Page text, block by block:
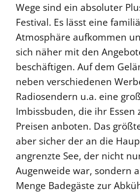
Wege sind ein absoluter
Festival. Es lässt eine
Atmosphäre aufkommen
sich näher mit den
beschäftigen. Auf dem
neben verschiedenen
Radiosendern u.a. eine
Imbissbuden, die ihr Essen
Preisen anboten. Das
aber sicher der an die
angrenzte See, der nicht
Augenweide war, sondern
Menge Badegäste zur